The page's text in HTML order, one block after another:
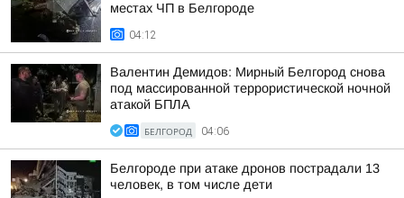
местах ЧП в Белгороде
04:12
Валентин Демидов: Мирный Белгород снова
под массированной террористической ночной
атакой БПЛА
БЕЛГОРОД 04:06
Белгороде при атаке дронов пострадали 13
человек, в том числе дети